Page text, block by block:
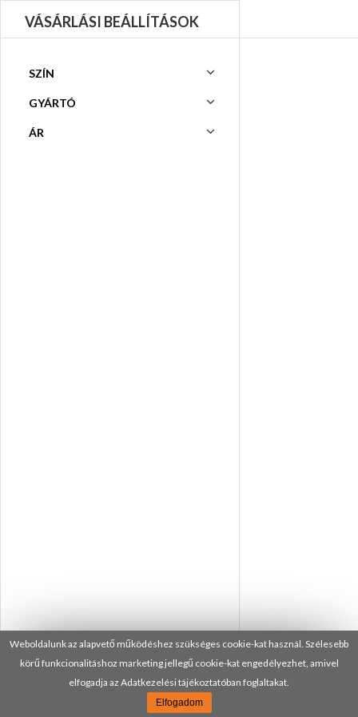
Weboldalunk az alapvető működéshez szükséges cookie-kat használ. Szélesebb
körű funkcionalitáshoz marketing jellegű cookie-kat engedélyezhet, amivel
elfogadja az Adatkezelési tájékoztatóban foglaltakat.
Elfogadom
VÁSÁRLÁSI BEÁLLÍTÁSOK
SZÍN
GYÁRTÓ
ÁR